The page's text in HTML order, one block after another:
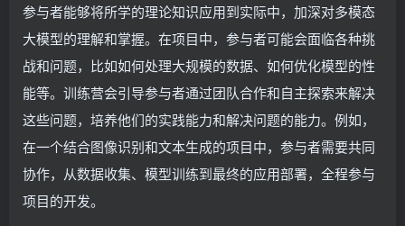
参与者能够将所学的理论知识应用到实际中，加深对多模态
大模型的理解和掌握。在项目中，参与者可能会面临各种挑
战和问题，比如如何处理大规模的数据、如何优化模型的性
能等。训练营会引导参与者通过团队合作和自主探索来解决
这些问题，培养他们的实践能力和解决问题的能力。例如，
在一个结合图像识别和文本生成的项目中，参与者需要共同
协作，从数据收集、模型训练到最终的应用部署，全程参与
项目的开发。